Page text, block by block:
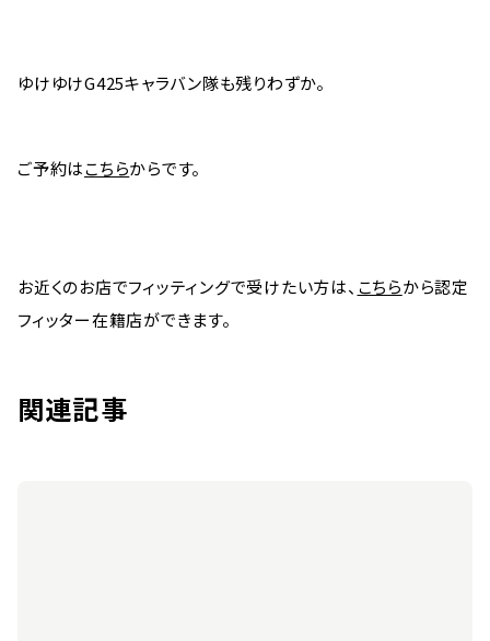
ゆけゆけG425キャラバン隊も残りわずか。
ご予約はこちらからです。
お近くのお店でフィッティングで受けたい方は、 こちらから認定
フィッター在籍店ができます。
関連記事